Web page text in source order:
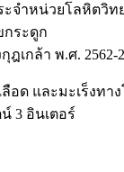
ะจําหน่วยโลหิตวิท
กระดูก
เกล้า พ.ศ. 2562-
อด และมะเร็งทา
3 อินเตอร์